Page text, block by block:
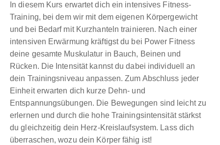
In diesem Kurs erwartet dich ein intensives Fitness-
Training, bei dem wir mit dem eigenen Körpergewicht
und bei Bedarf mit Kurzhanteln trainieren. Nach einer
intensiven Erwärmung kräftigst du bei Power Fitness
deine gesamte Muskulatur in Bauch, Beinen und
Rücken. Die Intensität kannst du dabei individuell an
dein Trainingsniveau anpassen. Zum Abschluss jeder
Einheit erwarten dich kurze Dehn- und
Entspannungsübungen. Die Bewegungen sind leicht zu
erlernen und durch die hohe Trainingsintensität stärkst
du gleichzeitig dein Herz-Kreislaufsystem. Lass dich
überraschen, wozu dein Körper fähig ist!